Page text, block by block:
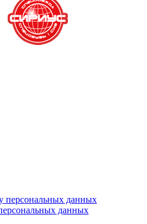
персональных данных
данных